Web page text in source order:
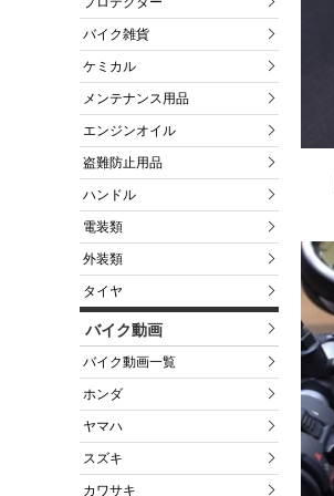
バイク雑貨
ケミカル
メンテナンス用品
エンジンオイル
盗難防止用品
ハンドル
電装類
外装類
タイヤ
バイク動画
バイク動画一覧
ホンダ
ヤマハ
スズキ
カワサキ